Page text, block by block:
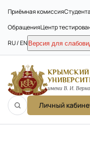
Приёмная комиссия
ОбращенияЦентр
RU / EN Версия для
КРЫМСКИЙ
имени В. И.
Личный